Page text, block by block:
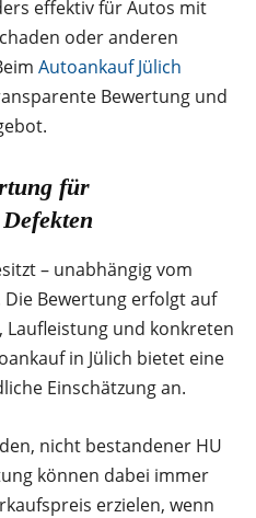
effektiv für Autos mit
oder anderen
Autoankauf Jülich
Bewertung und
für
– unabhängig vom
Bewertung erfolgt auf
Laufleistung und konkreten
in Jülich bietet eine
Einschätzung an.
nicht bestandener HU
können dabei immer
erzielen, wenn